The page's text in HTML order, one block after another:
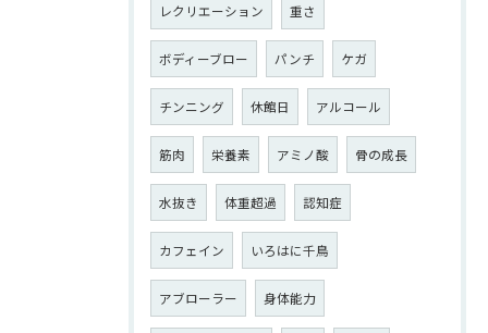
レクリエーション 重さ
ボディーブロー パンチ ケガ
チンニング 休館日 アルコール
筋肉 栄養素 アミノ酸 骨の成長
水抜き 体重超過 認知症
カフェイン いろはに千鳥
アブローラー 身体能力